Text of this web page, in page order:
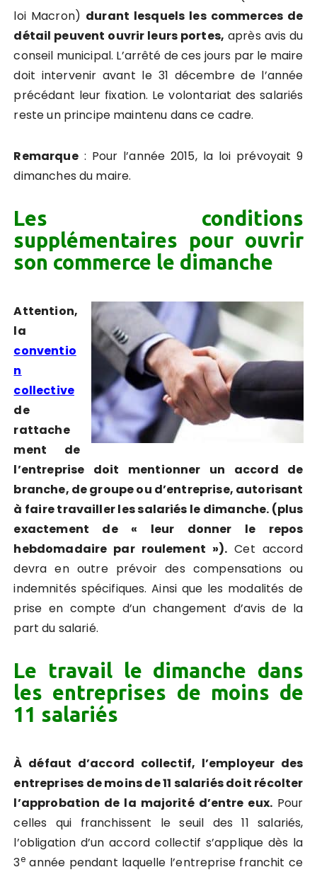
loi Macron) durant lesquels les commerces de
détail peuvent ouvrir leurs portes, après avis du
conseil municipal. L’arrêté de ces jours par le maire
doit intervenir avant le 31 décembre de l’année
précédant leur fixation. Le volontariat des salariés
reste un principe maintenu dans ce cadre.
Remarque: Pour l’année 2015, la loi prévoyait 9
dimanches du maire.
Les conditions
supplémentaires pour ouvrir
son commerce le dimanche
Attention,
la
conventio
n
collective
de
rattache
ment de
l’entreprise doit mentionner un accord de
branche, de groupe ou d’entreprise, autorisant
à faire travailler les salariés le dimanche. (plus
exactement de « leur donner le repos
hebdomadaire par roulement »). Cet accord
devra en outre prévoir des compensations ou
indemnités spécifiques. Ainsi que les modalités de
prise en compte d’un changement d’avis de la
part du salarié.
Le travail le dimanche dans
les entreprises de moins de
11 salariés
À défaut d’accord collectif, l’employeur des
entreprises de moins de 11 salariés doit récolter
l’approbation de la majorité d’entre eux. Pour
celles qui franchissent le seuil des 11 salariés,
l’obligation d’un accord collectif s’applique dès la
3eannée pendant laquelle l’entreprise franchit ce